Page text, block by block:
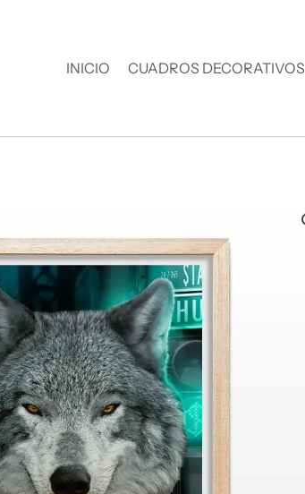
INICIO
CUADROS DECORATIVOS